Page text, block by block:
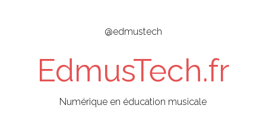
@edmustech
EdmusTech.fr
Numérique en éducation musicale